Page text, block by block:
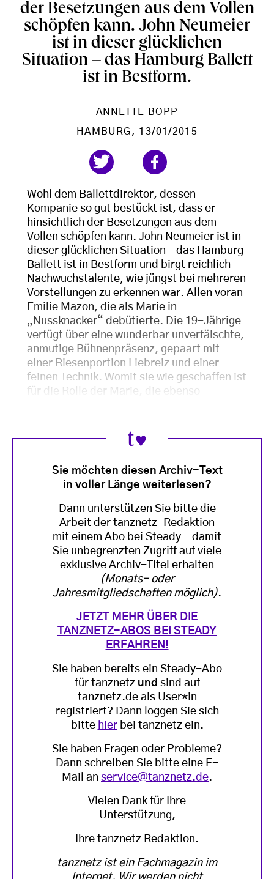
der Besetzungen aus dem Vollen
schöpfen kann. John Neumeier
ist in dieser glücklichen
Situation – das Hamburg Ballett
ist in Bestform.
ANNETTE BOPP
HAMBURG , 13/01/2015
Wohl dem Ballettdirektor, dessen
Kompanie so gut bestückt ist, dass er
hinsichtlich der Besetzungen aus dem
Vollen schöpfen kann. John Neumeier ist in
dieser glücklichen Situation – das Hamburg
Ballett ist in Bestform und birgt reichlich
Nachwuchstalente, wie jüngst bei mehreren
Vorstellungen zu erkennen war. Allen voran
Emilie Mazon, die als Marie in
„Nussknacker“ debütierte. Die 19-Jährige
verfügt über eine wunderbar unverfälschte,
anmutige Bühnenpräsenz, gepaart mit
einer Riesenportion Liebreiz und einer
feinen Technik. Womit sie wie geschaffen ist
für die Rolle der Marie, die ebenso
Sie möchten diesen Archiv-Text
in voller Länge weiterlesen?
Dann unterstützen Sie bitte die
Arbeit der tanznetz-Redaktion
mit einem Abo bei Steady - damit
Sie unbegrenzten Zugriff auf viele
exklusive Archiv-Titel erhalten
(Monats- oder
Jahresmitgliedschaften möglich).
JETZT MEHR ÜBER DIE
TANZNETZ-ABOS BEI STEADY
ERFAHREN!
Sie haben bereits ein Steady-Abo
für tanznetz und sind auf
tanznetz.de als User*in
registriert? Dann loggen Sie sich
bitte hierbei tanznetz ein.
Sie haben Fragen oder Probleme?
Dann schreiben Sie bitte eine E-
Mail an service@tanznetz.de.
Vielen Dank für Ihre
Unterstützung,
Ihre tanznetz Redaktion.
tanznetz ist ein Fachmagazin im